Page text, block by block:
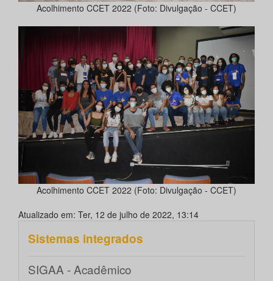
Acolhimento CCET 2022 (Foto: Divulgação - CCET)
Acolhimento CCET 2022 (Foto: Divulgação - CCET)
Atualizado em: Ter, 12 de julho de 2022, 13:14
Sistemas integrados
SIGAA - Acadêmico